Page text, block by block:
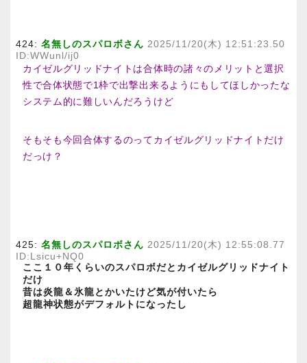
424: 名無しのスパロボさん 2025/11/20(木) 12:51:23.50
ID:WWunl/ij0
カイゼルグリッドナイトは合体時の諸々のメリットと選択
性で合体状態で1枠で出撃出来るようにもしてほしかったな
システム的に難しいんだろうけど
そもそも今回合体するのってカイゼルグリッドナイトだけ
だっけ？
425: 名無しのスパロボさん 2025/11/20(木) 12:55:08.77
ID:Lsicu+NQ0
ここ１０年くらいのスパロボだとカイゼルグリッドナイト
だけ
昔は炎龍＆氷龍とかいたけど気が付いたら
超龍神状態がデフォルトになったし